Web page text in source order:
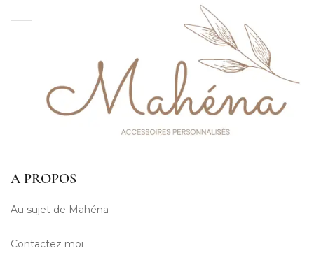
A PROPOS
Au sujet de Mahéna
Contactez moi